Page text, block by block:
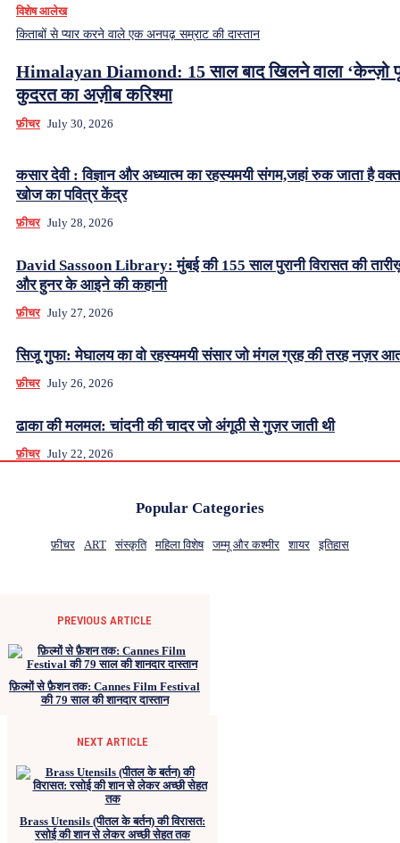
विशेष आलेख
किताबों से प्यार करने वाले एक अनपढ़ सम्राट की दास्तान
Himalayan Diamond: 15 साल बाद खिलने वाला ‘केन्ज़ो
कुदरत का अज़ीब करिश्मा
फ़ीचर July 30, 2026
कसार देवी : विज्ञान और अध्यात्म का रहस्यमयी संगम,जहां रुक जाता है
खोज का पवित्र केंद्र
फ़ीचर July 28, 2026
David Sassoon Library: मुंबई की 155 साल पुरानी विरासत की
और हुनर के आइने की कहानी
फ़ीचर July 27, 2026
सिजू गुफा: मेघालय का वो रहस्यमयी संसार जो मंगल ग्रह की तरह नज़र
फ़ीचर July 26, 2026
ढाका की मलमल: चांदनी की चादर जो अंगूठी से गुज़र जाती थी
फ़ीचर July 22, 2026
Popular Categories
फ़ीचर ART संस्कृति महिला विशेष जम्मू और कश्मीर शायर इतिहास
PREVIOUS ARTICLE
फ़िल्मों से फ़ैशन तक: Cannes Film Festival
की 79 साल की शानदार दास्तान
NEXT ARTICLE
Brass Utensils (पीतल के बर्तन) की विरासत:
रसोई की शान से लेकर अच्छी सेहत तक